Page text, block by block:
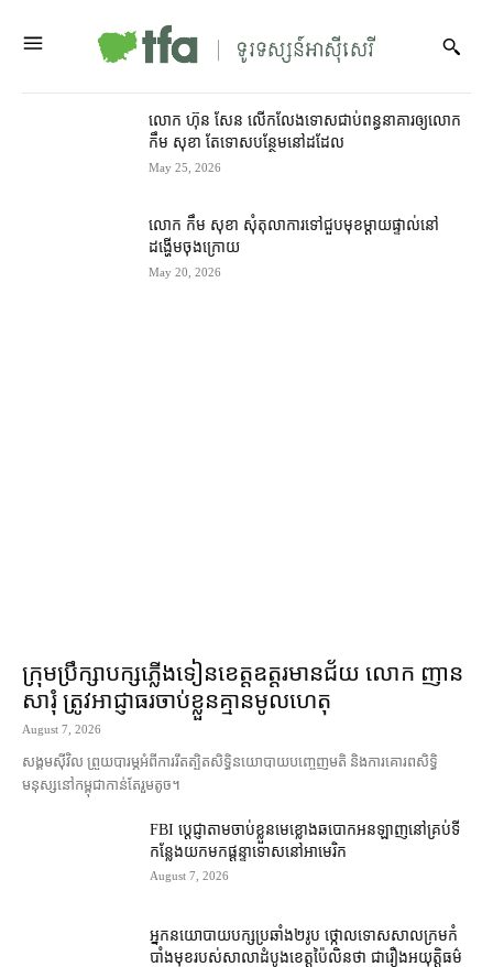
លោក ហ៊ុន សែន លើកលែងទោស​ជាប់ពន្ធនាគារ​ឲ្យ​លោក
កឹម សុខា តែ​ទោស​បន្ថែម​នៅ​ដដែល
May 25, 2026
លោក កឹម សុខា សុំ​តុលាការ​ទៅ​ជួប​មុខ​ម្តាយ​ផ្ទាល់​នៅ​
ដង្ហើម​ចុងក្រោយ
May 20, 2026
ក្រុមប្រឹក្សា​បក្ស​ភ្លើងទៀន​ខេត្ត​ឧត្ដរមានជ័យ លោក ញាន
សារុំ ត្រូវ​អាជ្ញាធរ​ចាប់ខ្លួន​គ្មាន​មូលហេតុ
August 7, 2026
សង្គម​ស៊ីវិល ព្រួយបារម្ភ​អំពី​ការ​រឹតត្បិត​សិទ្ធិ​នយោបាយ​បញ្ចេញមតិ និង​ការគោរព​សិទ្ធិ
មនុស្ស​នៅ​កម្ពុជា​កាន់តែ​រួម​តូច។
FBI ប្ដេជ្ញា​តាម​ចាប់ខ្លួន​មេខ្លោង​ឆបោក​អនឡាញ​នៅ​គ្រប់​ទី
កន្លែង​យក​មក​ផ្ដន្ទាទោស​នៅ​អាមេរិក
August 7, 2026
អ្នកនយោបាយ​បក្ស​ប្រឆាំង​២​រូប ថ្កោលទោស​សាលក្រម​កំ
បាំងមុខ​របស់​សាលាដំបូង​ខេត្ត​ប៉ៃលិន​ថា ជា​រឿង​អយុត្តិធម៌